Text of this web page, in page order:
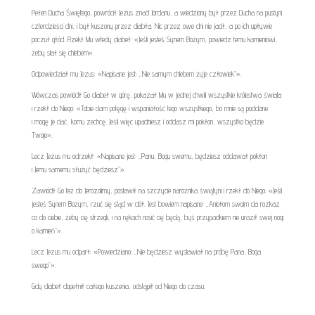
Pełen Ducha Świętego, powrócił Jezus znad Jordanu, a wiedziony był przez Ducha na pustyni
czterdzieści dni, i był kuszony przez diabła. Nic przez owe dni nie jadł, a po ich upływie
poczuł głód. Rzekł Mu wtedy diabeł: «Jeśli jesteś Synem Bożym, powiedz temu kamieniowi,
żeby stał się chlebem».
Odpowiedział mu Jezus: «Napisane jest: „Nie samym chlebem żyje człowiek”».
Wówczas powiódł Go diabeł w górę, pokazał Mu w jednej chwili wszystkie królestwa świata
i rzekł do Niego: «Tobie dam potęgę i wspaniałość tego wszystkiego, bo mnie są poddane
i mogę je dać, komu zechcę. Jeśli więc upadniesz i oddasz mi pokłon, wszystko będzie
Twoje».
Lecz Jezus mu odrzekł: «Napisane jest: „Panu, Bogu swemu, będziesz oddawał pokłon
i Jemu samemu służyć będziesz”».
Zawiódł Go też do Jerozolimy, postawił na szczycie narożnika świątyni i rzekł do Niego: «Jeśli
jesteś Synem Bożym, rzuć się stąd w dół. Jest bowiem napisane: „Aniołom swoim da rozkaz
co do ciebie, żeby cię strzegli, i na rękach nosić cię będą, byś przypadkiem nie uraził swej nogi
o kamień”».
Lecz Jezus mu odparł: «Powiedziano: „Nie będziesz wystawiał na próbę Pana, Boga
swego”».
Gdy diabeł dopełnił całego kuszenia, odstąpił od Niego do czasu.